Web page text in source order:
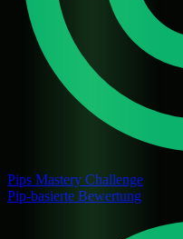
Pips Mastery Challenge
Pip-basierte Bewertung